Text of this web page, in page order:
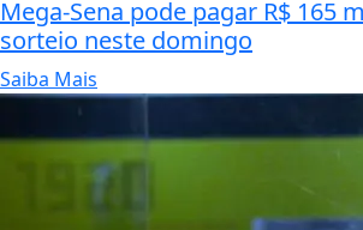
Mega-Sena pode pagar R$ 165
sorteio neste domingo
Saiba Mais